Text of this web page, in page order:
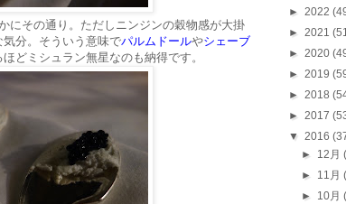
にその通り。ただしニンジンの穀物感が大掛
分。そういう意味でパルムドールやシェーブ
どミシュラン無星なのも納得です。
► 2022
► 2021
► 2020
► 2019
► 2018
► 2017
▼ 2016
► 12月
► 11月
► 10月